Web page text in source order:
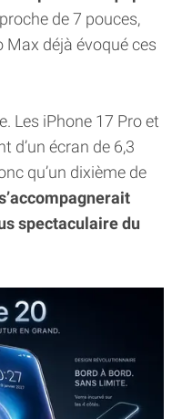
de 7 pouces,
déjà évoqué ces
Les iPhone 17 Pro et
d’un écran de 6,3
qu’un dixième de
spectaculaire du